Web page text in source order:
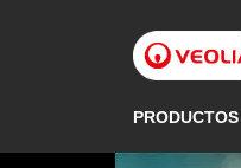
PRODUCTOS